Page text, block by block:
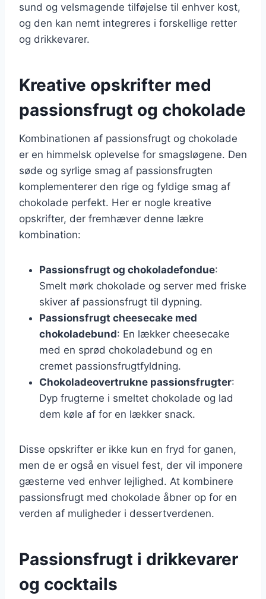
sund og velsmagende tilføjelse til enhver kost,
og den kan nemt integreres i forskellige retter
og drikkevarer.
Kreative opskrifter med
passionsfrugt og chokolade
Kombinationen af passionsfrugt og chokolade
er en himmelsk oplevelse for smagsløgene. Den
søde og syrlige smag af passionsfrugten
komplementerer den rige og fyldige smag af
chokolade perfekt. Her er nogle kreative
opskrifter, der fremhæver denne lækre
kombination:
Passionsfrugt og chokoladefondue:
Smelt mørk chokolade og server med friske
skiver af passionsfrugt til dypning.
Passionsfrugt cheesecake med
chokoladebund: En lækker cheesecake
med en sprød chokoladebund og en
cremet passionsfrugtfyldning.
Chokoladeovertrukne passionsfrugter:
Dyp frugterne i smeltet chokolade og lad
dem køle af for en lækker snack.
Disse opskrifter er ikke kun en fryd for ganen,
men de er også en visuel fest, der vil imponere
gæsterne ved enhver lejlighed. At kombinere
passionsfrugt med chokolade åbner op for en
verden af muligheder i dessertverdenen.
Passionsfrugt i drikkevarer
og cocktails